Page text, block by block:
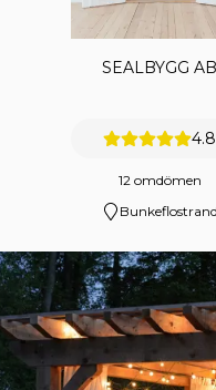
SEALBYGG AB
4.8
12 omdömen
Bunkeflostrand